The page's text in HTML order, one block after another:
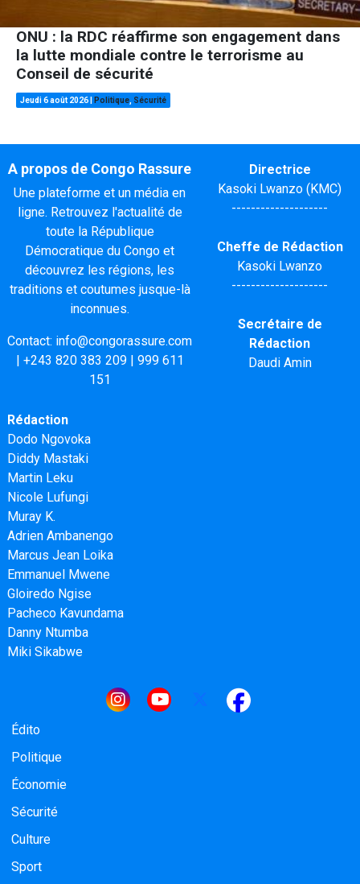
ONU : la RDC réaffirme son engagement dans
la lutte mondiale contre le terrorisme au
Conseil de sécurité
Jeudi 6 août 2026 Politique Sécurité
A propos de Congo Rassure
Une plateforme et un média en
ligne. Retrouvez l'actualité de
toute la République
Démocratique du Congo et
découvrez les régions, les
traditions et coutumes jusque-là
inconnues.
Contact: info@congorassure.com
| +243 820 383 209| 999 611
151
Directrice
Kasoki Lwanzo (KMC)
--------------------
Cheffe de Rédaction
Kasoki Lwanzo
--------------------
Secrétaire de
Rédaction
Daudi Amin
Rédaction
Dodo Ngovoka
Diddy Mastaki
Martin Leku
Nicole Lufungi
Muray K.
Adrien Ambanengo
Marcus Jean Loika
Emmanuel Mwene
Gloiredo Ngise
Pacheco Kavundama
Danny Ntumba
Miki Sikabwe
Navigation principale
Édito
Politique
Économie
Sécurité
Culture
Sport